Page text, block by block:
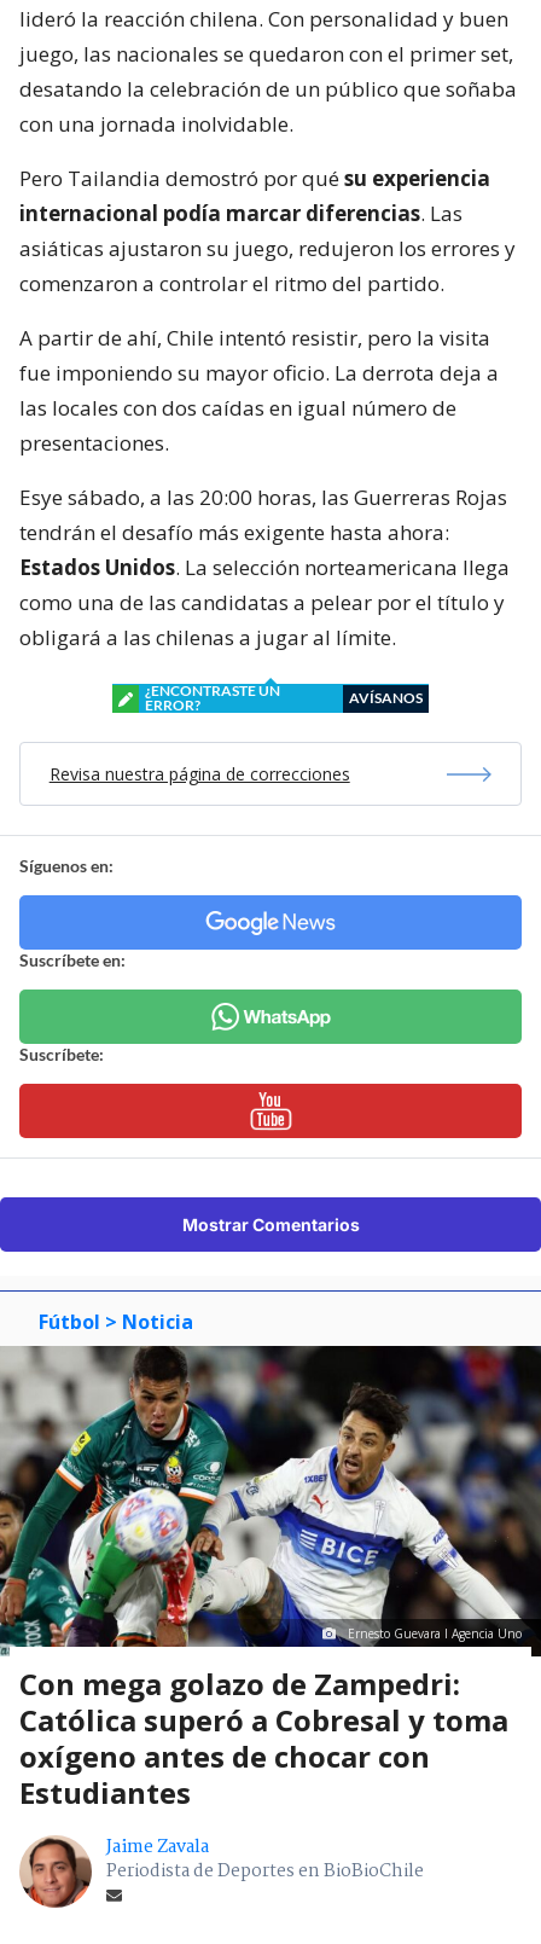
lideró la reacción chilena. Con personalidad y buen
juego, las nacionales se quedaron con el primer set,
desatando la celebración de un público que soñaba
con una jornada inolvidable.
Pero Tailandia demostró por quésu experiencia
internacional podía marcar diferencias. Las
asiáticas ajustaron su juego, redujeron los errores y
comenzaron a controlar el ritmo del partido.
A partir de ahí, Chile intentó resistir, pero la visita
fue imponiendo su mayor oficio. La derrota deja a
las locales con dos caídas en igual número de
presentaciones.
Esye sábado, a las 20:00 horas, las Guerreras Rojas
tendrán el desafío más exigente hasta ahora:
Estados Unidos. La selección norteamericana llega
como una de las candidatas a pelear por el título y
obligará a las chilenas a jugar al límite.
¿ENCONTRASTE UN
ERROR?
AVÍSANOS
Revisa nuestra página de correcciones
Síguenos en:
Suscríbete en:
Suscríbete:
Mostrar Comentarios
Fútbol > Noticia
Ernesto Guevara I Agencia Uno
Con mega golazo de Zampedri:
Católica superó a Cobresal y toma
oxígeno antes de chocar con
Estudiantes
Jaime Zavala
Periodista de Deportes en BioBioChile